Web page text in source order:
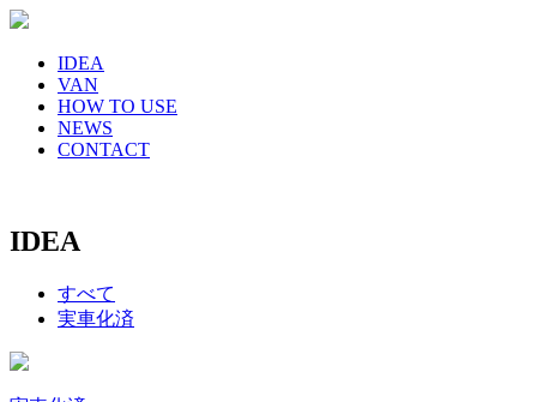
IDEA
VAN
HOW TO USE
NEWS
CONTACT
IDEA
すべて
実車化済